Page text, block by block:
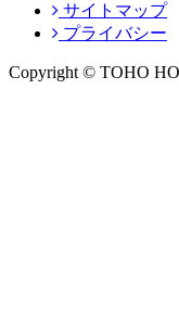
サイトマップ
プライバシー
Copyright © TOHO